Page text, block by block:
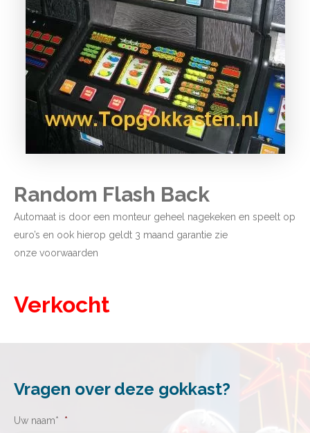
Random Flash Back
Automaat is door een monteur geheel nagekeken en speelt op
euro’s en ook hierop geldt 3 maand garantie zie
onze voorwaarden
Verkocht
Vragen over deze gokkast?
Uw naam* *